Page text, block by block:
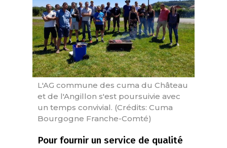
L'AG commune des cuma du Château
et de l'Angillon s'est poursuivie avec
un temps convivial. (Crédits: Cuma
Bourgogne Franche-Comté)
Pour fournir un service de qualité